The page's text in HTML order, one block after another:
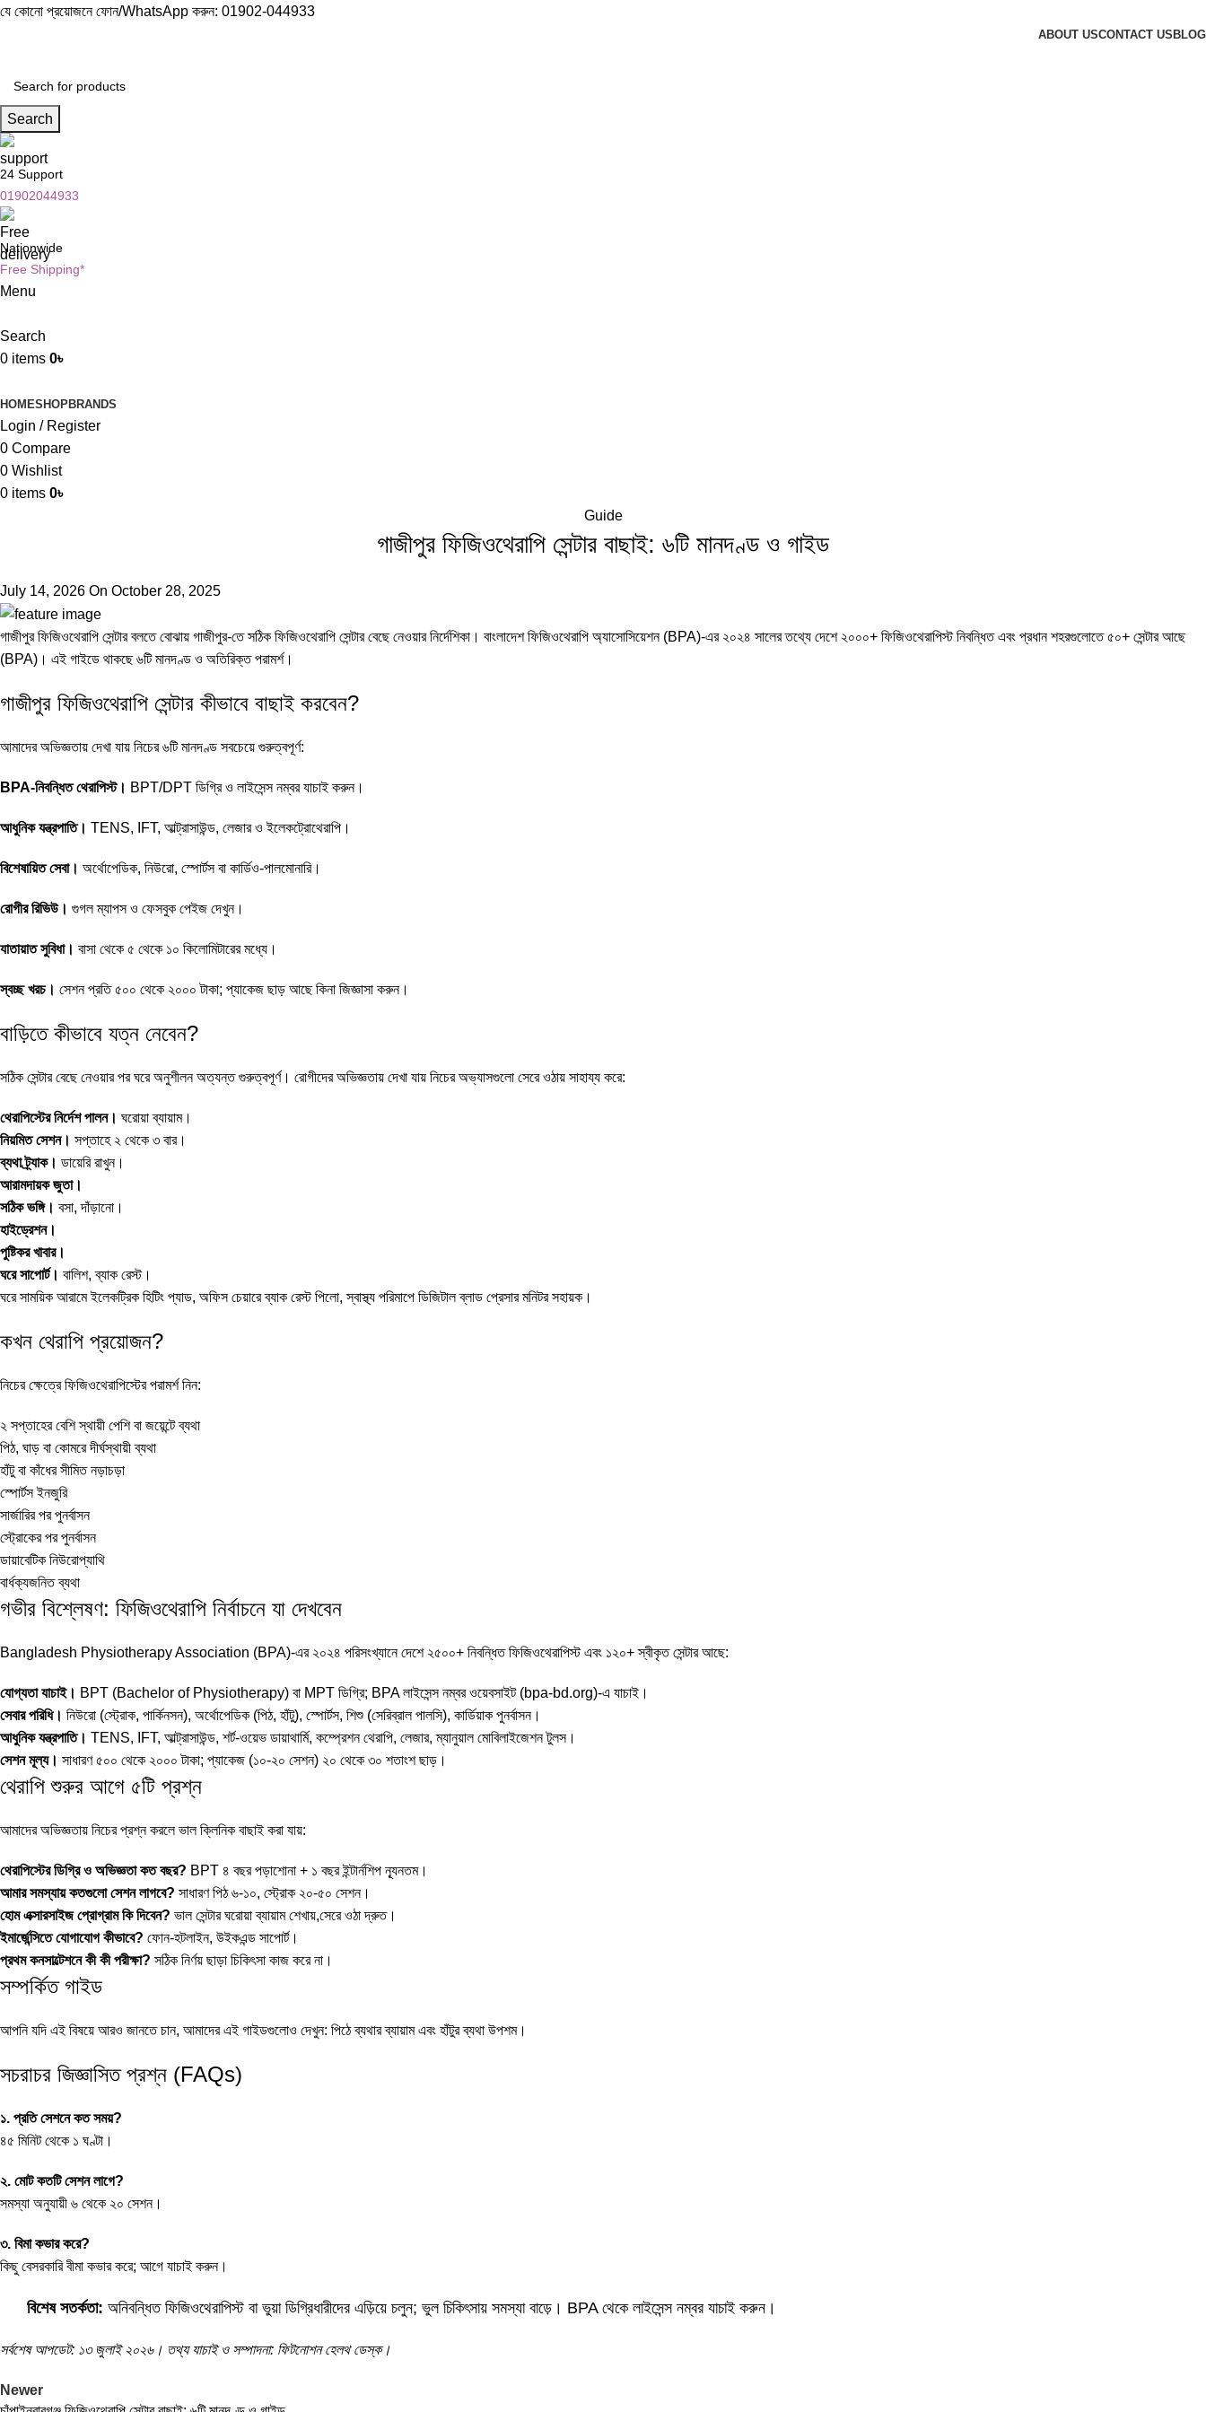
যে কোনো প্রয়োজনে ফোন/WhatsApp করুন: 01902-044933
ABOUT USCONTACT US BLOG
Search
24 Support
01902044933
Nationwide
Free Shipping*
Menu
Search
0 items 0৳
HOMESHOPBRANDS
Login / Register
0 Compare
0 Wishlist
0 items 0৳
Guide
গাজীপুর ফিজিওথেরাপি সেন্টার বাছাই: ৬টি মানদণ্ড ও গাইড
July 14, 2026 On October 28, 2025
গাজীপুর ফিজিওথেরাপি সেন্টার বলতে বোঝায় গাজীপুর-তে সঠিক ফিজিওথেরাপি সেন্টার বেছে নেওয়ার নির্দেশিকা। বাংলাদেশ ফিজিওথেরাপি অ্যাসোসিয়েশন (BPA)-এর ২০২৪ সালের তথ্যে দেশে ২০০০+ ফিজিওথেরাপিস্ট নিবন্ধিত এবং প্রধান শহরগুলোতে ৫০+ সেন্টার আছে
(BPA)। এই গাইডে থাকছে ৬টি মানদণ্ড ও অতিরিক্ত পরামর্শ।
গাজীপুর ফিজিওথেরাপি সেন্টার কীভাবে বাছাই করবেন?
আমাদের অভিজ্ঞতায় দেখা যায় নিচের ৬টি মানদণ্ড সবচেয়ে গুরুত্বপূর্ণ:
BPA-নিবন্ধিত থেরাপিস্ট। BPT/DPT ডিগ্রি ও লাইসেন্স নম্বর যাচাই করুন।
আধুনিক যন্ত্রপাতি। TENS, IFT, আল্ট্রাসাউন্ড, লেজার ও ইলেকট্রোথেরাপি।
বিশেষায়িত সেবা। অর্থোপেডিক, নিউরো, স্পোর্টস বা কার্ডিও-পালমোনারি।
রোগীর রিভিউ। গুগল ম্যাপস ও ফেসবুক পেইজ দেখুন।
যাতায়াত সুবিধা। বাসা থেকে ৫ থেকে ১০ কিলোমিটারের মধ্যে।
স্বচ্ছ খরচ। সেশন প্রতি ৫০০ থেকে ২০০০ টাকা; প্যাকেজ ছাড় আছে কিনা জিজ্ঞাসা করুন।
বাড়িতে কীভাবে যত্ন নেবেন?
সঠিক সেন্টার বেছে নেওয়ার পর ঘরে অনুশীলন অত্যন্ত গুরুত্বপূর্ণ। রোগীদের অভিজ্ঞতায় দেখা যায় নিচের অভ্যাসগুলো সেরে ওঠায় সাহায্য করে:
থেরাপিস্টের নির্দেশ পালন। ঘরোয়া ব্যায়াম।
নিয়মিত সেশন। সপ্তাহে ২ থেকে ৩ বার।
ব্যথা ট্র্যাক। ডায়েরি রাখুন।
আরামদায়ক জুতা।
সঠিক ভঙ্গি। বসা, দাঁড়ানো।
হাইড্রেশন।
পুষ্টিকর খাবার।
ঘরে সাপোর্ট। বালিশ, ব্যাক রেস্ট।
ঘরে সাময়িক আরামেইলেকট্রিক হিটিং প্যাড, অফিস চেয়ারেব্যাক রেস্ট পিলো, স্বাস্থ্য পরিমাপে ডিজিটাল ব্লাড প্রেসার মনিটরসহায়ক।
কখন থেরাপি প্রয়োজন?
নিচের ক্ষেত্রে ফিজিওথেরাপিস্টের পরামর্শ নিন:
২ সপ্তাহের বেশি স্থায়ী পেশি বা জয়েন্টে ব্যথা
পিঠ, ঘাড় বা কোমরে দীর্ঘস্থায়ী ব্যথা
হাঁটু বা কাঁধের সীমিত নড়াচড়া
স্পোর্টস ইনজুরি
সার্জারির পর পুনর্বাসন
স্ট্রোকের পর পুনর্বাসন
ডায়াবেটিক নিউরোপ্যাথি
বার্ধক্যজনিত ব্যথা
গভীর বিশ্লেষণ: ফিজিওথেরাপি নির্বাচনে যা দেখবেন
Bangladesh Physiotherapy Association (BPA)-এর ২০২৪ পরিসংখ্যানে দেশে ২৫০০+ নিবন্ধিত ফিজিওথেরাপিস্ট এবং ১২০+ স্বীকৃত সেন্টার আছে:
যোগ্যতা যাচাই। BPT (Bachelor of Physiotherapy) বা MPT ডিগ্রি; BPA লাইসেন্স নম্বর ওয়েবসাইট (bpa-bd.org)-এ যাচাই।
সেবার পরিধি। নিউরো (স্ট্রোক, পার্কিনসন), অর্থোপেডিক (পিঠ, হাঁটু), স্পোর্টস, শিশু (সেরিব্রাল পালসি), কার্ডিয়াক পুনর্বাসন।
আধুনিক যন্ত্রপাতি। TENS, IFT, আল্ট্রাসাউন্ড, শর্ট-ওয়েভ ডায়াথার্মি, কম্প্রেশন থেরাপি, লেজার, ম্যানুয়াল মোবিলাইজেশন টুলস।
সেশন মূল্য। সাধারণ ৫০০ থেকে ২০০০ টাকা; প্যাকেজ (১০-২০ সেশন) ২০ থেকে ৩০ শতাংশ ছাড়।
থেরাপি শুরুর আগে ৫টি প্রশ্ন
আমাদের অভিজ্ঞতায় নিচের প্রশ্ন করলে ভাল ক্লিনিক বাছাই করা যায়:
থেরাপিস্টের ডিগ্রি ও অভিজ্ঞতা কত বছর? BPT ৪ বছর পড়াশোনা + ১ বছর ইন্টার্নশিপ ন্যূনতম।
আমার সমস্যায় কতগুলো সেশন লাগবে? সাধারণ পিঠ ৬-১০, স্ট্রোক ২০-৫০ সেশন।
হোম এক্সারসাইজ প্রোগ্রাম কি দিবেন? ভাল সেন্টার ঘরোয়া ব্যায়াম শেখায়,সেরে ওঠা দ্রুত।
ইমার্জেন্সিতে যোগাযোগ কীভাবে? ফোন-হটলাইন, উইকএন্ড সাপোর্ট।
প্রথম কনসাল্টেশনে কী কী পরীক্ষা? সঠিক নির্ণয় ছাড়া চিকিৎসা কাজ করে না।
সম্পর্কিত গাইড
আপনি যদি এই বিষয়ে আরও জানতে চান, আমাদের এই গাইডগুলোও দেখুন: পিঠে ব্যথার ব্যায়ামএবং হাঁটুর ব্যথা উপশম।
সচরাচর জিজ্ঞাসিত প্রশ্ন (FAQs)
১. প্রতি সেশনে কত সময়?
৪৫ মিনিট থেকে ১ ঘণ্টা।
২. মোট কতটি সেশন লাগে?
সমস্যা অনুযায়ী ৬ থেকে ২০ সেশন।
৩. বিমা কভার করে?
কিছু বেসরকারি বীমা কভার করে; আগে যাচাই করুন।
বিশেষ সতর্কতা: অনিবন্ধিত ফিজিওথেরাপিস্ট বা ভুয়া ডিগ্রিধারীদের এড়িয়ে চলুন; ভুল চিকিৎসায় সমস্যা বাড়ে। BPA থেকে লাইসেন্স নম্বর যাচাই করুন।
সর্বশেষ আপডেট: ১৩ জুলাই ২০২৬। তথ্য যাচাই ও সম্পাদনা: ফিটনোশন হেলথ ডেস্ক।
Newer